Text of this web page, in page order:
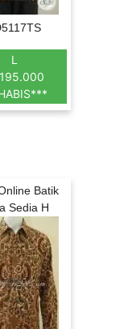
L
Batik
Sedia H